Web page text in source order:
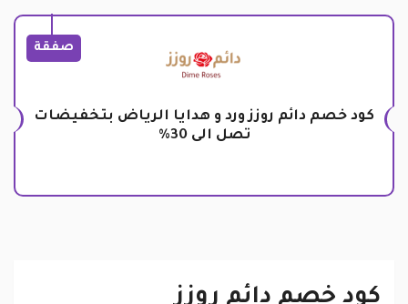
صفقة
كود خصم دائم روزز ورد و هدايا الرياض بتخفيضات
تصل الى 30%
كود خصم دائم روزز